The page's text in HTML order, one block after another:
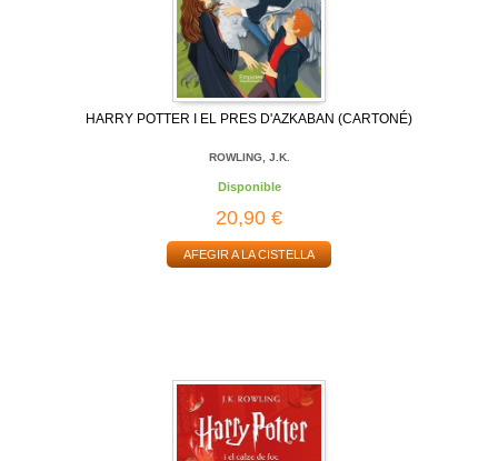
HARRY POTTER I EL PRES D'AZKABAN (CARTONÉ)
ROWLING, J.K.
Disponible
20,90 €
AFEGIR A LA CISTELLA